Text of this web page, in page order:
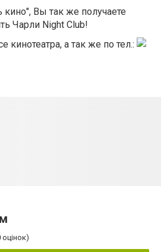
кино", Вы так же получаете
Чарли Night Club!
кинотеатра, а так же по тел.:
оцінок)